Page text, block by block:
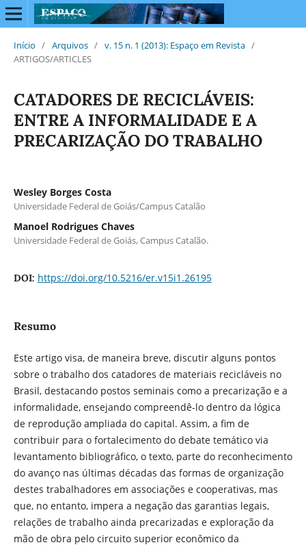
Início / Arquivos / v. 15 n. 1 (2013): Espaço em Revista /
ARTIGOS/ARTICLES
CATADORES DE RECICLÁVEIS:
ENTRE A INFORMALIDADE E A
PRECARIZAÇÃO DO TRABALHO
Wesley Borges Costa
Universidade Federal de Goiás/Campus Catalão
Manoel Rodrigues Chaves
Universidade Federal de Goiás, Campus Catalão.
DOI: https://doi.org/10.5216/er.v15i1.26195
Resumo
Este artigo visa, de maneira breve, discutir alguns pontos
sobre o trabalho dos catadores de materiais recicláveis no
Brasil, destacando postos seminais como a precarização e a
informalidade, ensejando compreendê-lo dentro da lógica
de reprodução ampliada do capital. Assim, a fim de
contribuir para o fortalecimento do debate temático via
levantamento bibliográfico, o texto, parte do reconhecimento
do avanço nas últimas décadas das formas de organização
destes trabalhadores em associações e cooperativas, mas
que, no entanto, impera a negação das garantias legais,
relações de trabalho ainda precarizadas e exploração da
mão de obra pelo circuito superior econômico da